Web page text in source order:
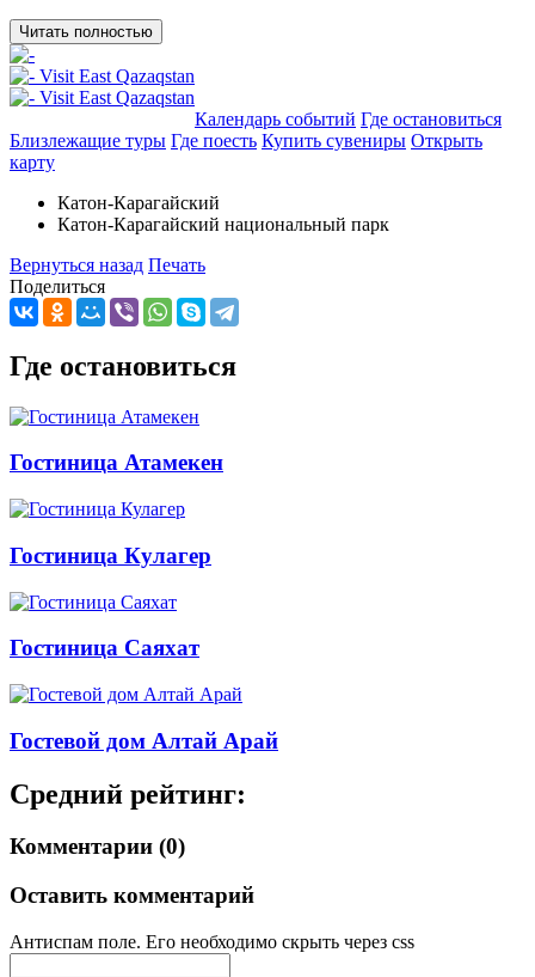
Читать полностью
Календарь событий Где остановиться
Близлежащие туры Где поесть Купить сувениры Открыть
карту
Катон-Карагайский
Катон-Карагайский национальный парк
Вернуться назад Печать
Поделиться
Где остановиться
Гостиница Атамекен
Гостиница Кулагер
Гостиница Саяхат
Гостевой дом Алтай Арай
Средний рейтинг:
Комментарии (0)
Оставить комментарий
Антиспам поле. Его необходимо скрыть через css